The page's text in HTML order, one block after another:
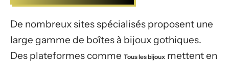
De nombreux sites spécialisés proposent une
large gamme de boîtes à bijoux gothiques.
Des plateformes comme Tous les bijoux mettent en